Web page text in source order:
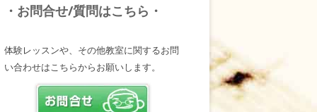
FMキタQ.ラジオパーソナ
知識が豊富で頼りになる
超おすすめしたい人です♪
詳しく見る・・・
・お問合せ/質問はこちら・
体験レッスンや、その他教室に関するお問
い合わせはこちらからお願いします。